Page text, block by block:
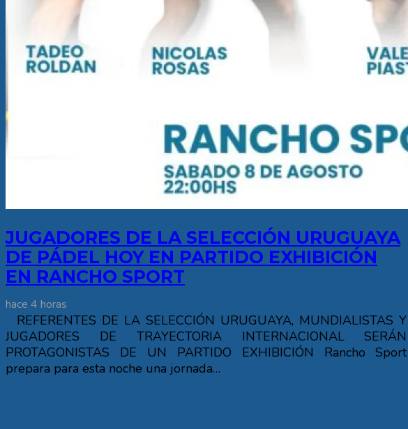
JUGADORES DE LA SELECCIÓN URUGUAYA
DE PÁDEL HOY EN PARTIDO EXHIBICIÓN
EN RANCHO SPORT
hace 4 horas
REFERENTES DE LA SELECCIÓN URUGUAYA, MUNDIALISTAS Y
JUGADORES DE TRAYECTORIA INTERNACIONAL SERÁN
PROTAGONISTAS DE UN PARTIDO EXHIBICIÓN Rancho Sport
prepara para esta noche una jornada…